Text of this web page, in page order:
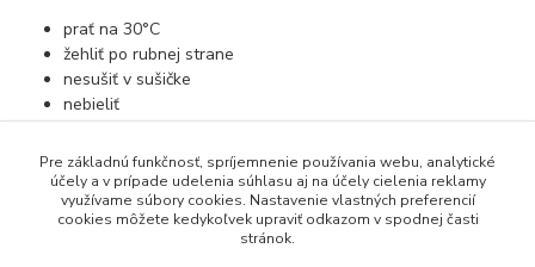
prať na 30°C
žehliť po rubnej strane
nesušiť v sušičke
nebieliť
Tovar zaradený v kategóriách
Pre základnú funkčnosť, spríjemnenie používania webu, analytické
účely a v prípade udelenia súhlasu aj na účely cielenia reklamy
využívame súbory cookies. Nastavenie vlastných preferencií
cookies môžete kedykoľvek upraviť odkazom v spodnej časti
stránok.